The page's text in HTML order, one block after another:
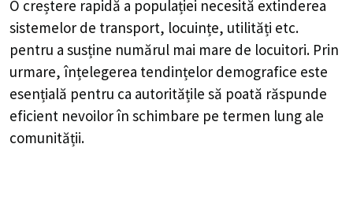
O creștere rapidă a populației necesită extinderea
sistemelor de transport, locuințe, utilități etc.
pentru a susține numărul mai mare de locuitori. Prin
urmare, înțelegerea tendințelor demografice este
esențială pentru ca autoritățile să poată răspunde
eficient nevoilor în schimbare pe termen lung ale
comunității.